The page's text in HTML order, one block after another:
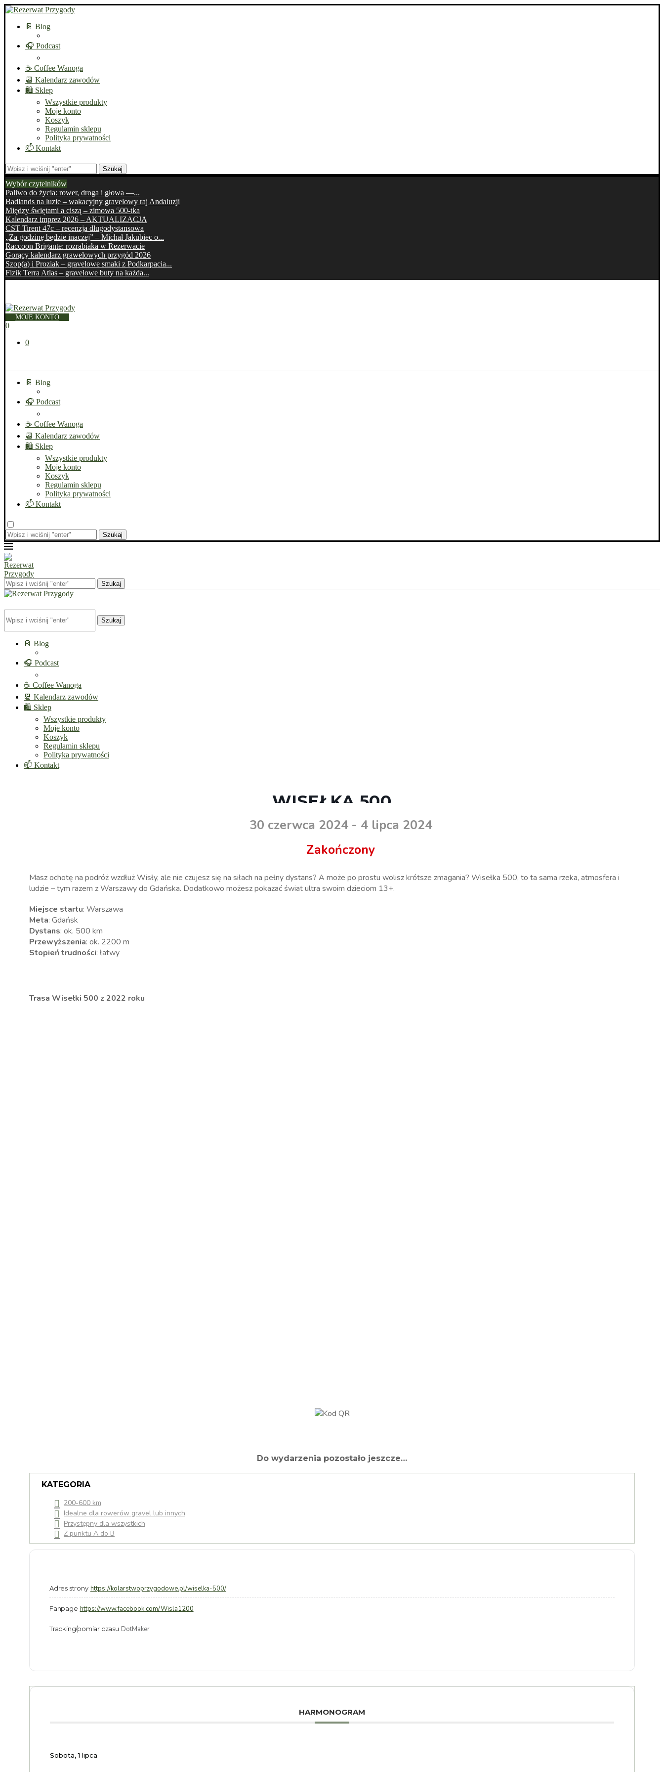
📔 Blog
🎧 Podcast
☕ Coffee Wanoga
📆 Kalendarz zawodów
🛍️ Sklep
Wszystkie produkty
Moje konto
Koszyk
Regulamin sklepu
Polityka prywatności
📫 Kontakt
Szukaj
Wybór czytelników
Paliwo do życia: rower, droga i głowa —...
Badlands na luzie – wakacyjny gravelowy raj Andaluzji
Między świętami a ciszą – zimowa 500-tka
Kalendarz imprez 2026 – AKTUALIZACJA
CST Tirent 47c – recenzja długodystansowa
„Za godzinę będzie inaczej” – Michał Jakubiec o...
Raccoon Brigante: rozrabiaka w Rezerwacie
Gorący kalendarz grawelowych przygód 2026
Szop(a) i Proziak – gravelowe smaki z Podkarpacia...
Fizik Terra Atlas – gravelowe buty na każda...
MOJE KONTO
0
0
📔 Blog
🎧 Podcast
☕ Coffee Wanoga
📆 Kalendarz zawodów
🛍️ Sklep
Wszystkie produkty
Moje konto
Koszyk
Regulamin sklepu
Polityka prywatności
📫 Kontakt
Szukaj
Szukaj
Szukaj
📔 Blog
🎧 Podcast
☕ Coffee Wanoga
📆 Kalendarz zawodów
🛍️ Sklep
Wszystkie produkty
Moje konto
Koszyk
Regulamin sklepu
Polityka prywatności
📫 Kontakt
WISEŁKA 500
30 czerwca 2024- 4 lipca 2024
Zakończony
Masz ochotę na podróż wzdłuż Wisły, ale nie czujesz się na siłach na pełny dystans? A może po prostu wolisz krótsze zmagania? Wisełka 500, to ta sama rzeka, atmosfera i
ludzie – tym razem z Warszawy do Gdańska. Dodatkowo możesz pokazać świat ultra swoim dzieciom 13+.
Miejsce startu: Warszawa
Meta: Gdańsk
Dystans: ok. 500 km
Przewyższenia: ok. 2200 m
Stopień trudności: łatwy
Trasa Wisełki 500 z 2022 roku
Do wydarzenia pozostało jeszcze…
KATEGORIA
200-600 km
Idealne dla rowerów gravel lub innych
Przystępny dla wszystkich
Z punktu A do B
Adres strony https://kolarstwoprzygodowe.pl/wiselka-500/
Fanpage https://www.facebook.com/Wisla1200
Tracking/pomiar czasu DotMaker
HARMONOGRAM
Sobota, 1 lipca